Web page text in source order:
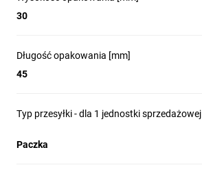
30
Długość opakowania [mm]
45
Typ przesyłki - dla 1 jednostki sprzedażowej
Paczka